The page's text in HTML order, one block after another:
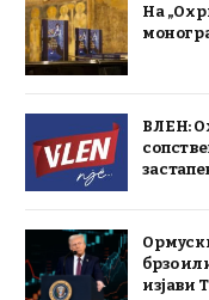
На
ВЛЕН:
брзо
изјави